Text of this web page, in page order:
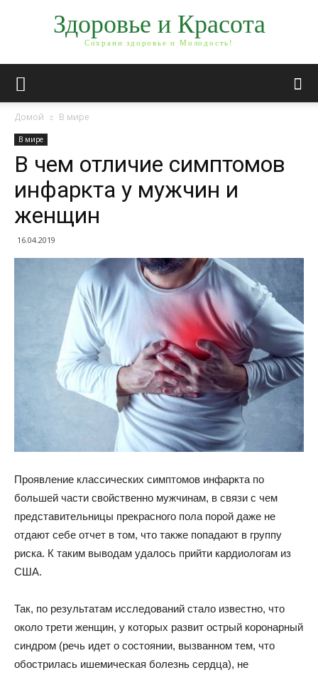
Здоровье и Красота
Сохрани здоровье и Молодость!
Домой В мире
В мире
В чем отличие симптомов
инфаркта у мужчин и
женщин
16.04.2019
Проявление классических симптомов инфаркта по
большей части свойственно мужчинам, в связи с чем
представительницы прекрасного пола порой даже не
отдают себе отчет в том, что также попадают в группу
риска. К таким выводам удалось прийти кардиологам из
США.
Так, по результатам исследований стало известно, что
около трети женщин, у которых развит острый коронарный
синдром (речь идет о состоянии, вызванном тем, что
обострилась ишемическая болезнь сердца), не